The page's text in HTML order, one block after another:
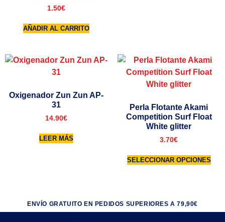
1.50€
AÑADIR AL CARRITO
Oxigenador Zun Zun AP-
31
14.90€
LEER MÁS
Perla Flotante Akami
Competition Surf Float
White glitter
3.70€
SELECCIONAR OPCIONES
ENVÍO GRATUITO EN PEDIDOS SUPERIORES A 79,90€